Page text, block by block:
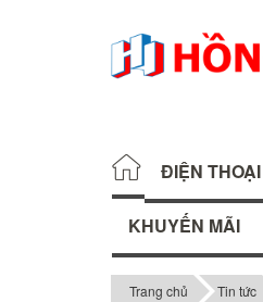
ĐIỆN THOẠI
KHUYẾN MÃI
Trang chủ Tin tức